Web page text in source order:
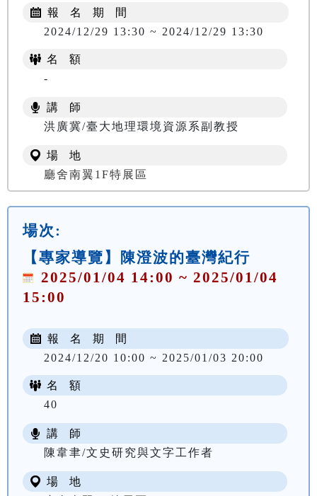
報 名 期 間
2024/12/29 13:30 ~ 2024/12/29 13:30
名 額
-
講 師
洪廣冀/臺大地理環境資源系副教授
場 地
廳舍南翼1F特展區
場次:
【專家導覽】陳澄波的臺灣紀行
2025/01/04 14:00 ~ 2025/01/04
15:00
報 名 期 間
2024/12/20 10:00 ~ 2025/01/03 20:00
名 額
40
講 師
陳韋聿/文史研究與文字工作者
場 地